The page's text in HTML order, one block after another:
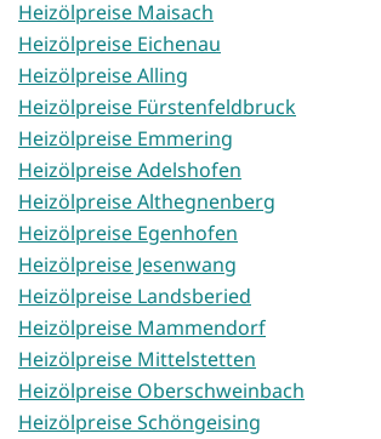
Heizölpreise Maisach
Heizölpreise Eichenau
Heizölpreise Alling
Heizölpreise Fürstenfeldbruck
Heizölpreise Emmering
Heizölpreise Adelshofen
Heizölpreise Althegnenberg
Heizölpreise Egenhofen
Heizölpreise Jesenwang
Heizölpreise Landsberied
Heizölpreise Mammendorf
Heizölpreise Mittelstetten
Heizölpreise Oberschweinbach
Heizölpreise Schöngeising